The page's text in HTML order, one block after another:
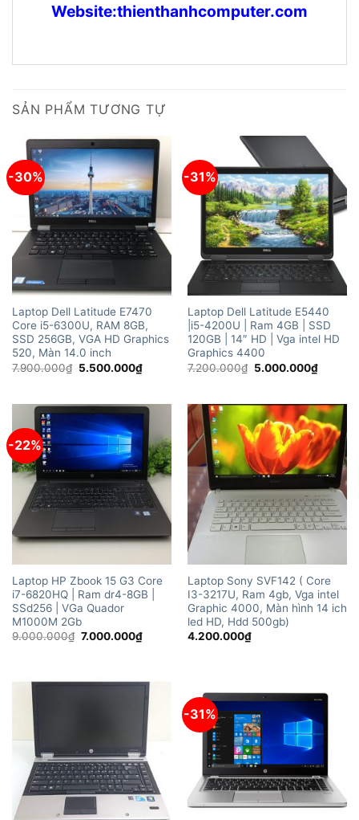
Website:thienthanhcomputer.com
SẢN PHẨM TƯƠNG TỰ
-30%
Laptop Dell Latitude E7470
Core i5-6300U, RAM 8GB,
SSD 256GB, VGA HD Graphics
520, Màn 14.0 inch
7.900.000₫ Giá
gốc
5.500.000₫Giá
hiện
5.500.000₫.
-31%
Laptop Dell Latitude E5440
|i5-4200U | Ram 4GB | SSD
120GB | 14″ HD | Vga intel HD
Graphics 4400
7.200.000₫ Giá
gốc
5.000.000₫Giá
hiện
-22%
Laptop HP Zbook 15 G3 Core
i7-6820HQ | Ram dr4-8GB |
SSd256 | VGa Quador
M1000M 2Gb
9.000.000₫ Giá
7.000.000₫Giá
hiện
Laptop Sony SVF142 ( Core
I3-3217U, Ram 4gb, Vga intel
Graphic 4000, Màn hình 14 ich
led HD, Hdd 500gb)
4.200.000₫
-31%